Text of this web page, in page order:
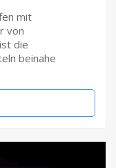
mit
von
die
beinahe